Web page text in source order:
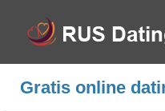
Gratis online